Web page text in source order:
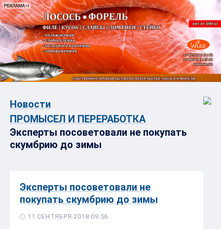
Новости
ПРОМЫСЕЛ И ПЕРЕРАБОТКА
Эксперты посоветовали не покупать
скумбрию до зимы
Эксперты посоветовали не
покупать скумбрию до зимы
11 СЕНТЯБРЯ 2018 09:56